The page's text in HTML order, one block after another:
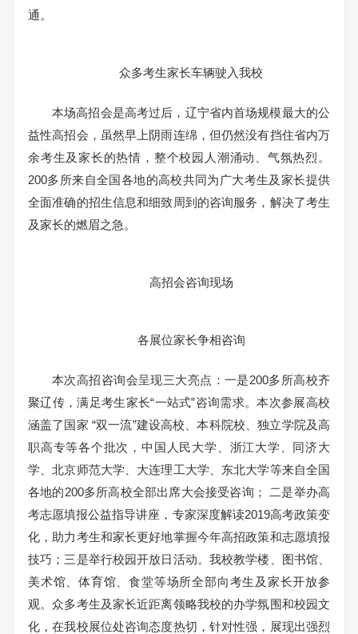
通。
众多考生家长车辆驶入我校
本场高招会是高考过后，辽宁省内首场规模最大的公
益性高招会，虽然早上阴雨连绵，但仍然没有挡住省内万
余考生及家长的热情，整个校园人潮涌动、气氛热烈。
200多所来自全国各地的高校共同为广大考生及家长提供
全面准确的招生信息和细致周到的咨询服务，解决了考生
及家长的燃眉之急。
高招会咨询现场
各展位家长争相咨询
本次高招咨询会呈现三大亮点：一是200多所高校齐
聚辽传，满足考生家长“一站式”咨询需求。本次参展高校
涵盖了国家 “双一流”建设高校、本科院校、独立学院及高
职高专等各个批次，中国人民大学、浙江大学、同济大
学、北京师范大学、大连理工大学、东北大学等来自全国
各地的200多所高校全部出席大会接受咨询； 二是举办高
考志愿填报公益指导讲座，专家深度解读2019高考政策变
化，助力考生和家长更好地掌握今年高招政策和志愿填报
技巧；三是举行校园开放日活动。我校教学楼、图书馆、
美术馆、体育馆、食堂等场所全部向考生及家长开放参
观。众多考生及家长近距离领略我校的办学氛围和校园文
化，在我校展位处咨询态度热切，针对性强，展现出强烈